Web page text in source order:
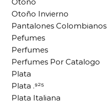
Otoño Invierno
Pantalones Colombianos
Pefumes
Perfumes
Perfumes Por Catalogo
Plata
Plata .⁹²⁵
Plata Italiana